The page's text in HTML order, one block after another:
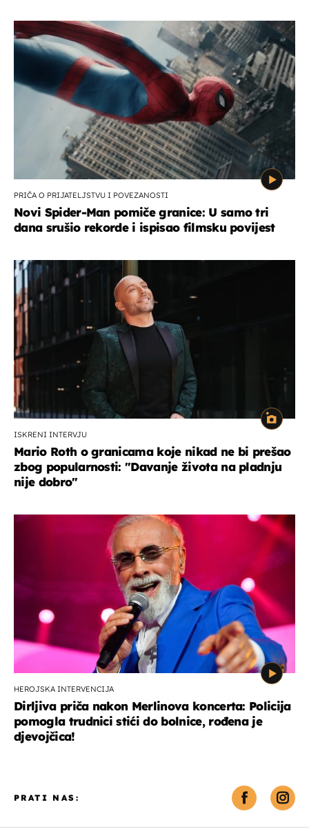
PRIČA O PRIJATELJSTVU I POVEZANOSTI
Novi Spider-Man pomiče granice: U samo tri
dana srušio rekorde i ispisao filmsku povijest
ISKRENI INTERVJU
Mario Roth o granicama koje nikad ne bi prešao
zbog popularnosti: "Davanje života na pladnju
nije dobro"
HEROJSKA INTERVENCIJA
Dirljiva priča nakon Merlinova koncerta: Policija
pomogla trudnici stići do bolnice, rođena je
djevojčica!
PRATI NAS: